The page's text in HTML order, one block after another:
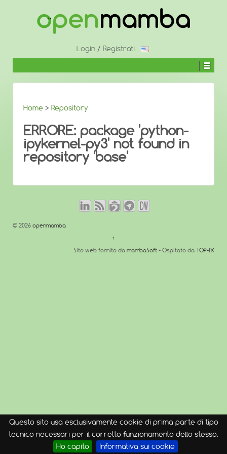
Questo sito usa esclusivamente cookie di prima parte di tipo
tecnico necessari per il corretto funzionamento dello stesso.
Ho capito
Informativa sui cookie
CONTENUTO
Login / Registrati
Home > Repository
ERRORE: package 'python-
ipykernel-py3' not found in
repository 'base'
© 2026 openmamba
↑
Sito web fornito da mambaSoft - Ospitato da TOP-IX